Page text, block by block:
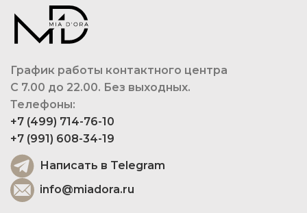
График работы контактного центра
С 7.00 до 22.00. Без выходных.
Телефоны:
+7 (499) 714-76-10
+7 (991) 608-34-19
Написать в Telegram
info@miadora.ru